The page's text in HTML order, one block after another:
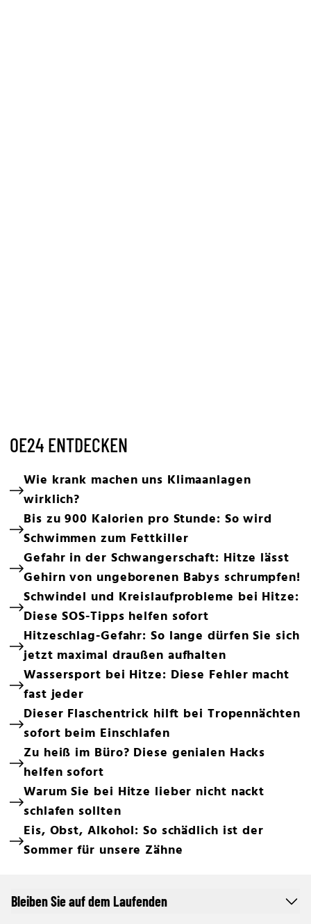
OE24 ENTDECKEN
Wie krank machen uns Klimaanlagen
wirklich?
Bis zu 900 Kalorien pro Stunde: So wird
Schwimmen zum Fettkiller
Gefahr in der Schwangerschaft: Hitze lässt
Gehirn von ungeborenen Babys schrumpfen!
Schwindel und Kreislaufprobleme bei Hitze:
Diese SOS-Tipps helfen sofort
Hitzeschlag-Gefahr: So lange dürfen Sie sich
jetzt maximal draußen aufhalten
Wassersport bei Hitze: Diese Fehler macht
fast jeder
Dieser Flaschentrick hilft bei Tropennächten
sofort beim Einschlafen
Zu heiß im Büro? Diese genialen Hacks
helfen sofort
Warum Sie bei Hitze lieber nicht nackt
schlafen sollten
Eis, Obst, Alkohol: So schädlich ist der
Sommer für unsere Zähne
Bleiben Sie auf dem Laufenden